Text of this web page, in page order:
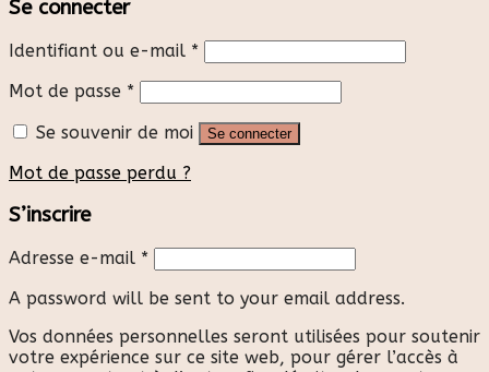
Se connecter
Identifiant ou e-mail *
Mot de passe *
Se souvenir de moi
Se connecter
Mot de passe perdu ?
S’inscrire
Adresse e-mail *
A password will be sent to your email address.
Vos données personnelles seront utilisées pour soutenir
votre expérience sur ce site web, pour gérer l’accès à